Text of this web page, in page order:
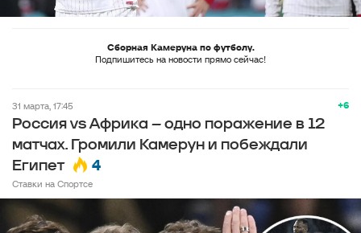
Сборная Камеруна по футболу.
Подпишитесь на новости прямо сейчас!
+6
31 марта, 17:45
Россия vs Африка – одно поражение в 12
матчах. Громили Камерун и побеждали
Египет
4
Ставки на Спортсе